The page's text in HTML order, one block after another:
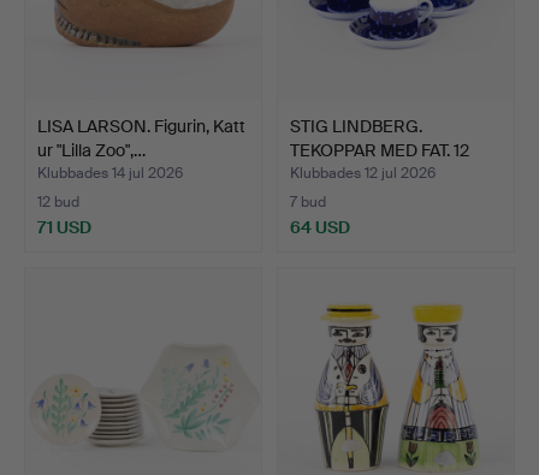
LISA LARSON. Figurin, Katt
ur "Lilla Zoo",…
Klubbades 14 jul 2026
12 bud
71 USD
STIG LINDBERG.
TEKOPPAR MED FAT. 12
delar,…
Klubbades 12 jul 2026
7 bud
64 USD